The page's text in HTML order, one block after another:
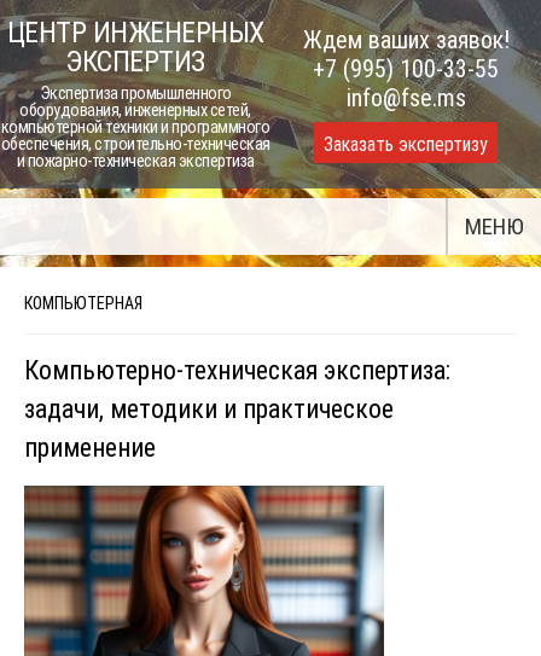
Skip
to
content
ЦЕНТР ИНЖЕНЕРНЫХ
ЭКСПЕРТИЗ
Экспертиза промышленного
оборудования, инженерных сетей,
компьютерной техники и программного
обеспечения, строительно-техническая
и пожарно-техническая экспертиза
Ждем ваших заявок!
+7 (995) 100-33-55
info@fse.ms
Заказать экспертизу
МЕНЮ
КОМПЬЮТЕРНАЯ
Компьютерно-техническая экспертиза:
задачи, методики и практическое
применение